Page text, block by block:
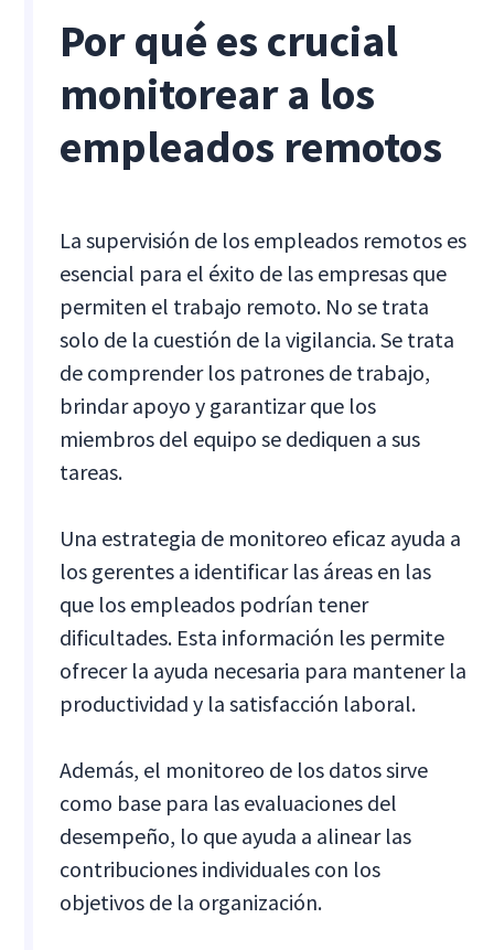
Por qué es crucial
monitorear a los
empleados remotos
La supervisión de los empleados remotos es
esencial para el éxito de las empresas que
permiten el trabajo remoto. No se trata
solo de la cuestión de la vigilancia. Se trata
de comprender los patrones de trabajo,
brindar apoyo y garantizar que los
miembros del equipo se dediquen a sus
tareas.
Una estrategia de monitoreo eficaz ayuda a
los gerentes a identificar las áreas en las
que los empleados podrían tener
dificultades. Esta información les permite
ofrecer la ayuda necesaria para mantener la
productividad y la satisfacción laboral.
Además, el monitoreo de los datos sirve
como base para las evaluaciones del
desempeño, lo que ayuda a alinear las
contribuciones individuales con los
objetivos de la organización.